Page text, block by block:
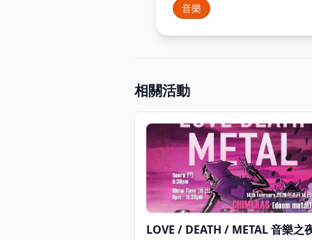
音樂
相關活動
LOVE / DEATH / METAL 音樂之